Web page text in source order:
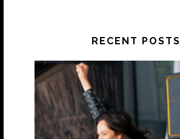
RECENT POSTS